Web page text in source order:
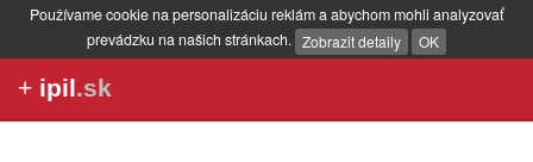
Používame cookie na personalizáciu reklám a abychom mohli analyzovať
prevádzku na našich stránkach. Zobrazit detaily OK
+ ipil.sk